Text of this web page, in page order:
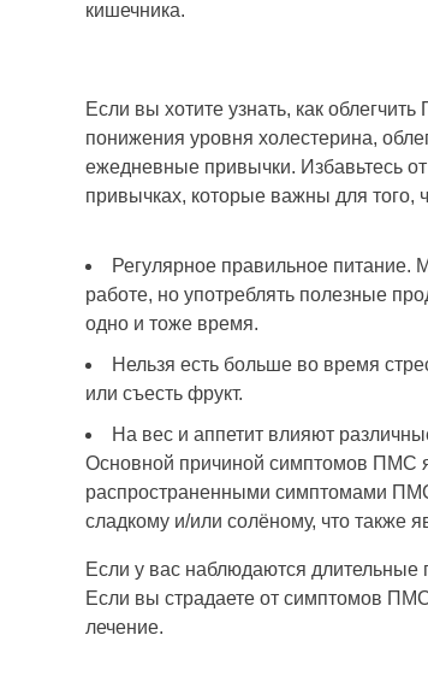
кишечника.
Если вы хотите узнать, как
понижения уровня холестерина,
ежедневные привычки. Избавьтесь
привычках, которые важны для того,
Регулярное правильное питание.
работе, но употреблять полезные
одно и тоже время.
Нельзя есть больше во время
или съесть фрукт.
На вес и аппетит влияют
Основной причиной симптомов ПМС
распространенными симптомами
сладкому и/или солёному, что также
Если у вас наблюдаются
Если вы страдаете от симптомов
лечение.